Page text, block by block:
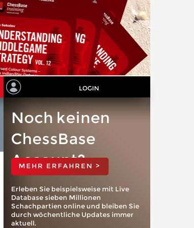
LOGIN
Noch keinen
ChessBase
Account?
MEHR ERFAHREN >
Erleben Sie beispielsweise mit Live
Database sieben Millionen
Schachpartien online und bleiben Sie
durch wöchentliche Updates immer
aktuell.